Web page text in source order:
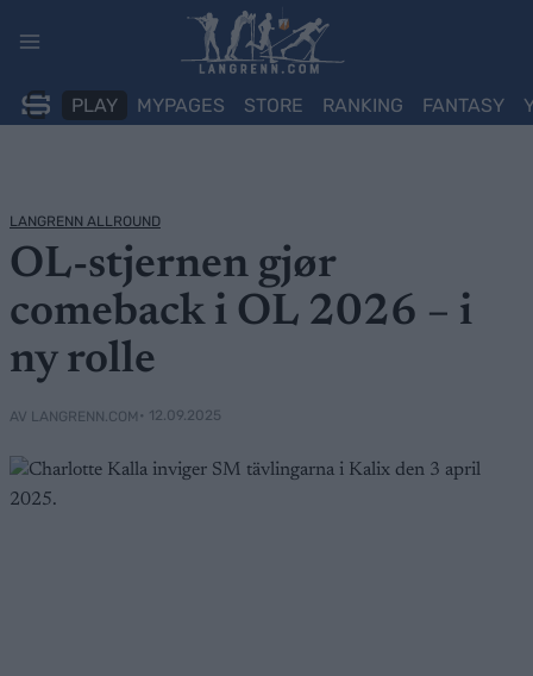
PLAY MYPAGES STORE RANKING FANTASY
LANGRENN ALLROUND
OL-stjernen gjør
comeback i OL 2026 – i
ny rolle
AV LANGRENN.COM • 12.09.2025